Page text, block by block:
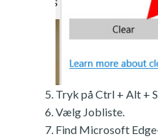
Tryk på Ctrl + Alt +
Vælg Jobliste.
Find Microsoft